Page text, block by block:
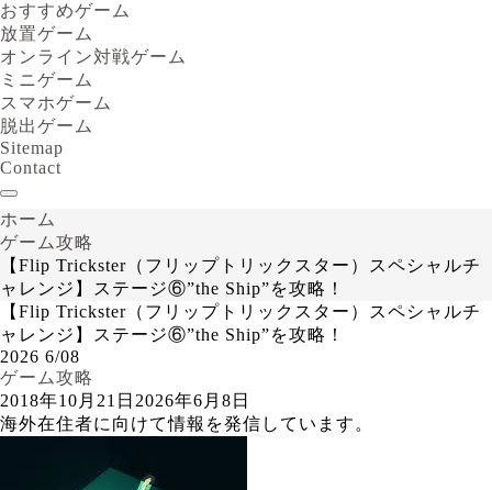
おすすめゲーム
放置ゲーム
オンライン対戦ゲーム
ミニゲーム
スマホゲーム
脱出ゲーム
Sitemap
Contact
ホーム
ゲーム攻略
【Flip Trickster（フリップトリックスター）スペシャルチ
ャレンジ】ステージ⑥”the Ship”を攻略！
【Flip Trickster（フリップトリックスター）スペシャルチ
ャレンジ】ステージ⑥”the Ship”を攻略！
2026 6/08
ゲーム攻略
2018年10月21日 2026年6月8日
海外在住者に向けて情報を発信しています。